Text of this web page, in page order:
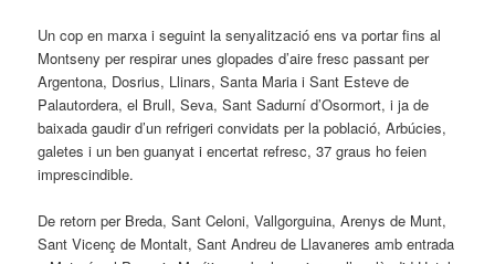
Un cop en marxa i seguint la senyalització ens va portar fins al
Montseny per respirar unes glopades d’aire fresc passant per
Argentona, Dosrius, Llinars, Santa Maria i Sant Esteve de
Palautordera, el Brull, Seva, Sant Sadurní d’Osormort, i ja de
baixada gaudir d’un refrigeri convidats per la població, Arbúcies,
galetes i un ben guanyat i encertat refresc, 37 graus ho feien
imprescindible.
De retorn per Breda, Sant Celoni, Vallgorguina, Arenys de Munt,
Sant Vicenç de Montalt, Sant Andreu de Llavaneres amb entrada